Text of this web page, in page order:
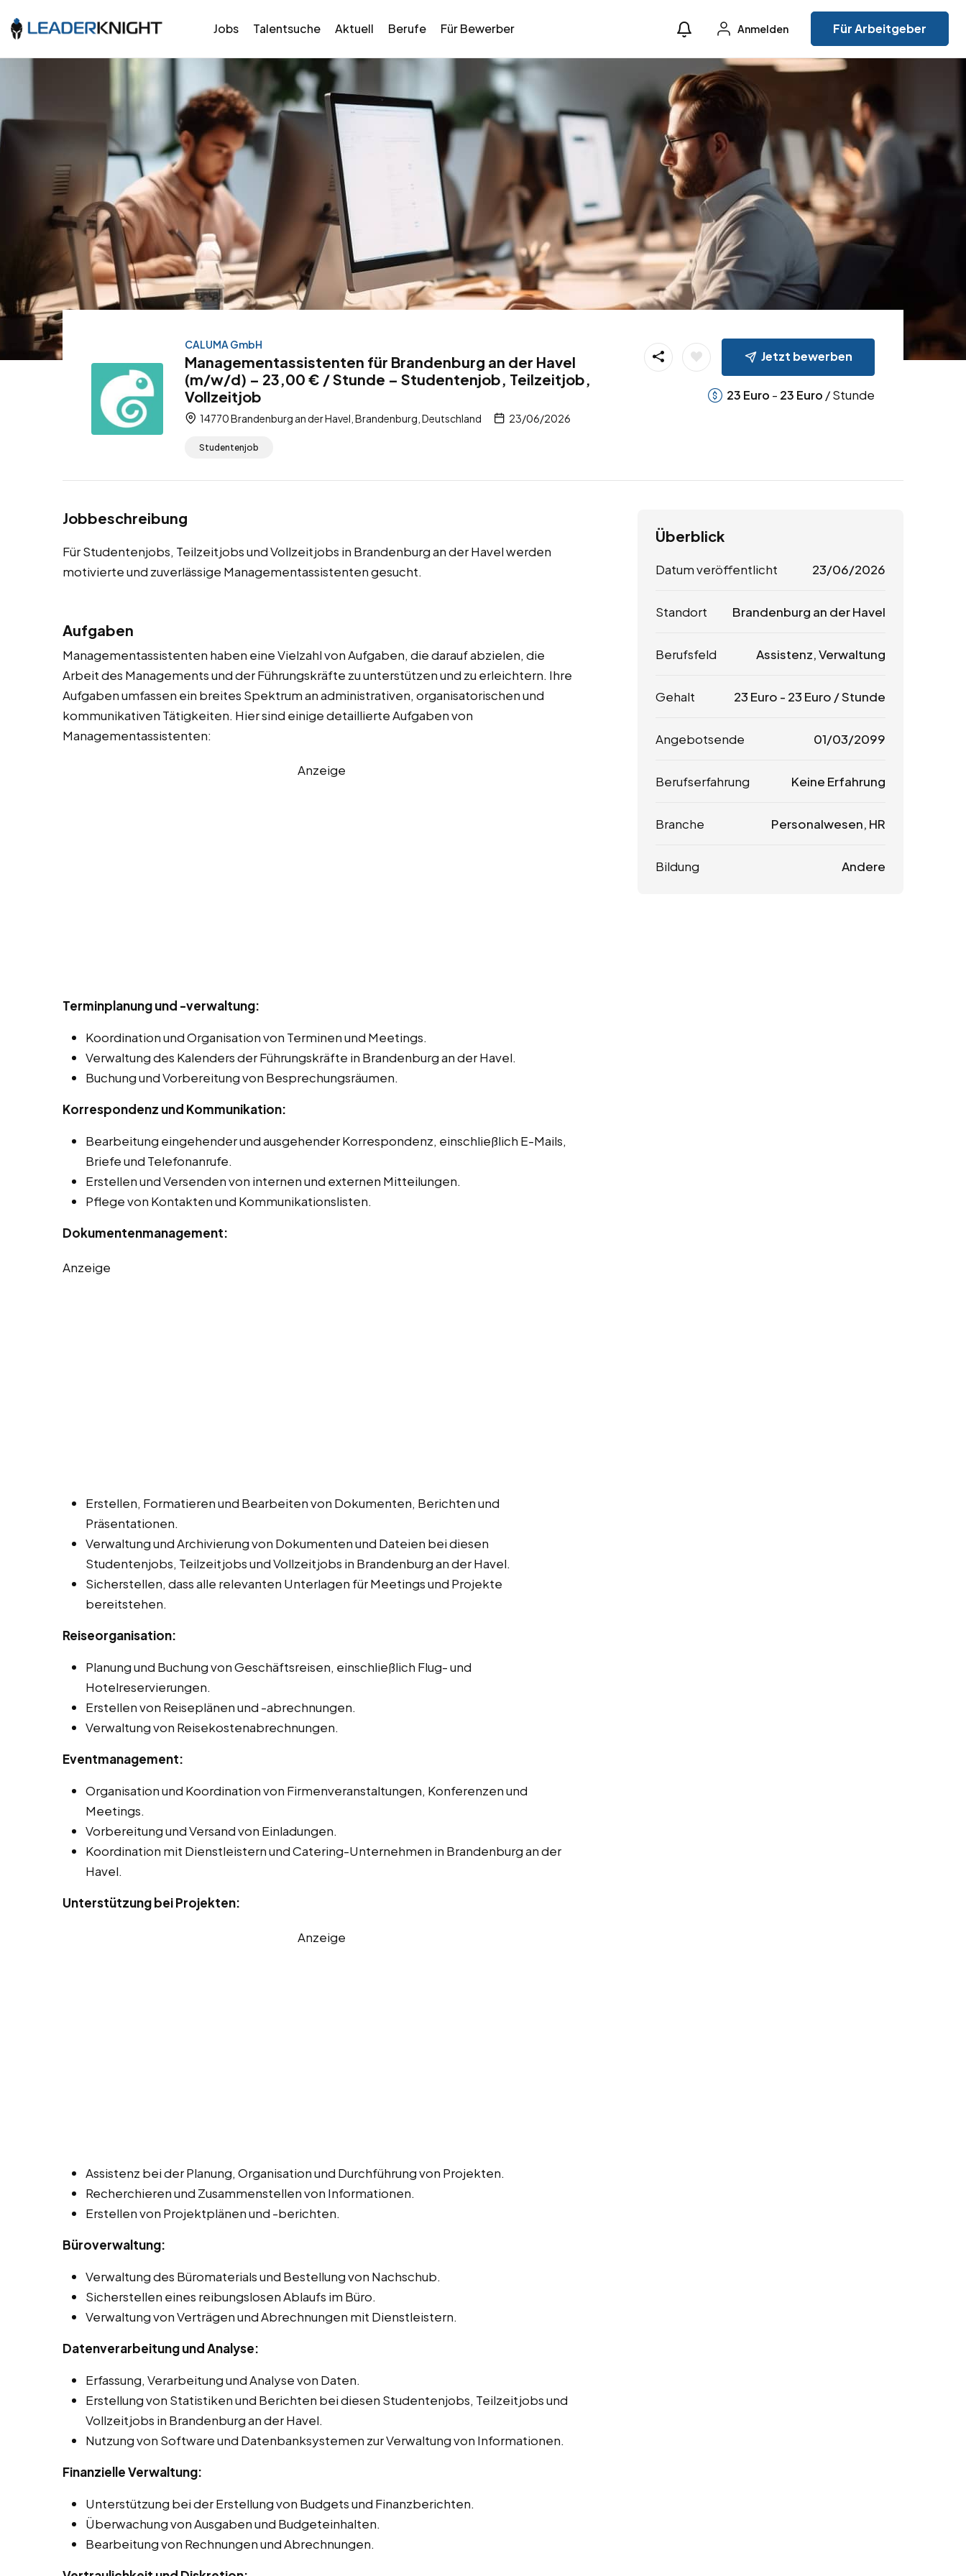
Jobs Talentsuche Aktuell Berufe Für Bewerber Anmelden Für Arbeitgeber
CALUMA GmbH
Managementassistenten für Brandenburg an der Havel
(m/w/d) – 23,00 € / Stunde – Studentenjob, Teilzeitjob,
Vollzeitjob
14770 Brandenburg an der Havel, Brandenburg, Deutschland 23/06/2026
Studentenjob
Jetzt bewerben
23 Euro - 23 Euro / Stunde
Jobbeschreibung
Für Studentenjobs, Teilzeitjobs und Vollzeitjobs in Brandenburg an der Havel werden
motivierte und zuverlässige Managementassistenten gesucht.
Aufgaben
Managementassistenten haben eine Vielzahl von Aufgaben, die darauf abzielen, die
Arbeit des Managements und der Führungskräfte zu unterstützen und zu erleichtern. Ihre
Aufgaben umfassen ein breites Spektrum an administrativen, organisatorischen und
kommunikativen Tätigkeiten. Hier sind einige detaillierte Aufgaben von
Managementassistenten:
Anzeige
Terminplanung und -verwaltung:
Koordination und Organisation von Terminen und Meetings.
Verwaltung des Kalenders der Führungskräfte in Brandenburg an der Havel.
Buchung und Vorbereitung von Besprechungsräumen.
Korrespondenz und Kommunikation:
Bearbeitung eingehender und ausgehender Korrespondenz, einschließlich E-Mails,
Briefe und Telefonanrufe.
Erstellen und Versenden von internen und externen Mitteilungen.
Pflege von Kontakten und Kommunikationslisten.
Dokumentenmanagement:
Anzeige
Erstellen, Formatieren und Bearbeiten von Dokumenten, Berichten und
Präsentationen.
Verwaltung und Archivierung von Dokumenten und Dateien bei diesen
Studentenjobs, Teilzeitjobs und Vollzeitjobs in Brandenburg an der Havel.
Sicherstellen, dass alle relevanten Unterlagen für Meetings und Projekte
bereitstehen.
Reiseorganisation:
Planung und Buchung von Geschäftsreisen, einschließlich Flug- und
Hotelreservierungen.
Erstellen von Reiseplänen und -abrechnungen.
Verwaltung von Reisekostenabrechnungen.
Eventmanagement:
Organisation und Koordination von Firmenveranstaltungen, Konferenzen und
Meetings.
Vorbereitung und Versand von Einladungen.
Koordination mit Dienstleistern und Catering-Unternehmen in Brandenburg an der
Havel.
Unterstützung bei Projekten:
Anzeige
Assistenz bei der Planung, Organisation und Durchführung von Projekten.
Recherchieren und Zusammenstellen von Informationen.
Erstellen von Projektplänen und -berichten.
Büroverwaltung:
Verwaltung des Büromaterials und Bestellung von Nachschub.
Sicherstellen eines reibungslosen Ablaufs im Büro.
Verwaltung von Verträgen und Abrechnungen mit Dienstleistern.
Datenverarbeitung und Analyse:
Erfassung, Verarbeitung und Analyse von Daten.
Erstellung von Statistiken und Berichten bei diesen Studentenjobs, Teilzeitjobs und
Vollzeitjobs in Brandenburg an der Havel.
Nutzung von Software und Datenbanksystemen zur Verwaltung von Informationen.
Finanzielle Verwaltung:
Unterstützung bei der Erstellung von Budgets und Finanzberichten.
Überwachung von Ausgaben und Budgeteinhalten.
Bearbeitung von Rechnungen und Abrechnungen.
Überblick
Datum veröffentlicht 23/06/2026
Standort Brandenburg an der Havel
Berufsfeld Assistenz, Verwaltung
Gehalt 23 Euro - 23 Euro / Stunde
Angebotsende 01/03/2099
Berufserfahrung Keine Erfahrung
Branche Personalwesen, HR
Bildung Andere